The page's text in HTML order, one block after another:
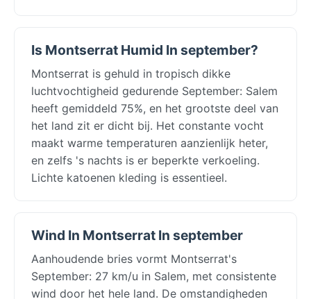
Is Montserrat Humid In september?
Montserrat is gehuld in tropisch dikke
luchtvochtigheid gedurende September: Salem
heeft gemiddeld 75%, en het grootste deel van
het land zit er dicht bij. Het constante vocht
maakt warme temperaturen aanzienlijk heter,
en zelfs 's nachts is er beperkte verkoeling.
Lichte katoenen kleding is essentieel.
Wind In Montserrat In september
Aanhoudende bries vormt Montserrat's
September: 27 km/u in Salem, met consistente
wind door het hele land. De omstandigheden